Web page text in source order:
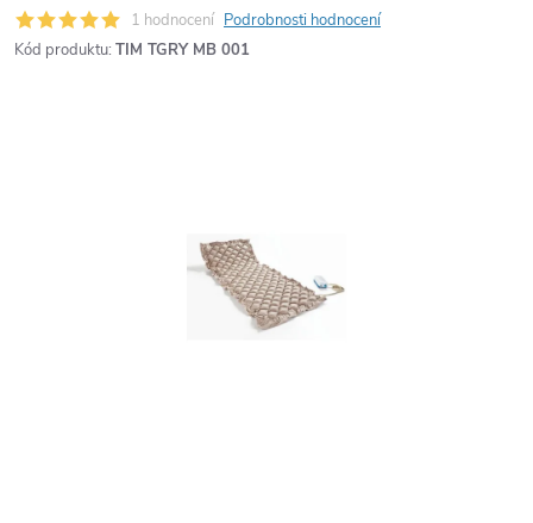
1 hodnocení Podrobnosti hodnocení
Kód produktu: TIM TGRY MB 001